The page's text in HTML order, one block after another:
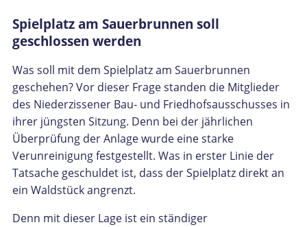
Spielplatz am Sauerbrunnen soll
geschlossen werden
Was soll mit dem Spielplatz am Sauerbrunnen
geschehen? Vor dieser Frage standen die Mitglieder
des Niederzissener Bau- und Friedhofsausschusses in
ihrer jüngsten Sitzung. Denn bei der jährlichen
Überprüfung der Anlage wurde eine starke
Verunreinigung festgestellt. Was in erster Linie der
Tatsache geschuldet ist, dass der Spielplatz direkt an
ein Waldstück angrenzt.
Denn mit dieser Lage ist ein ständiger